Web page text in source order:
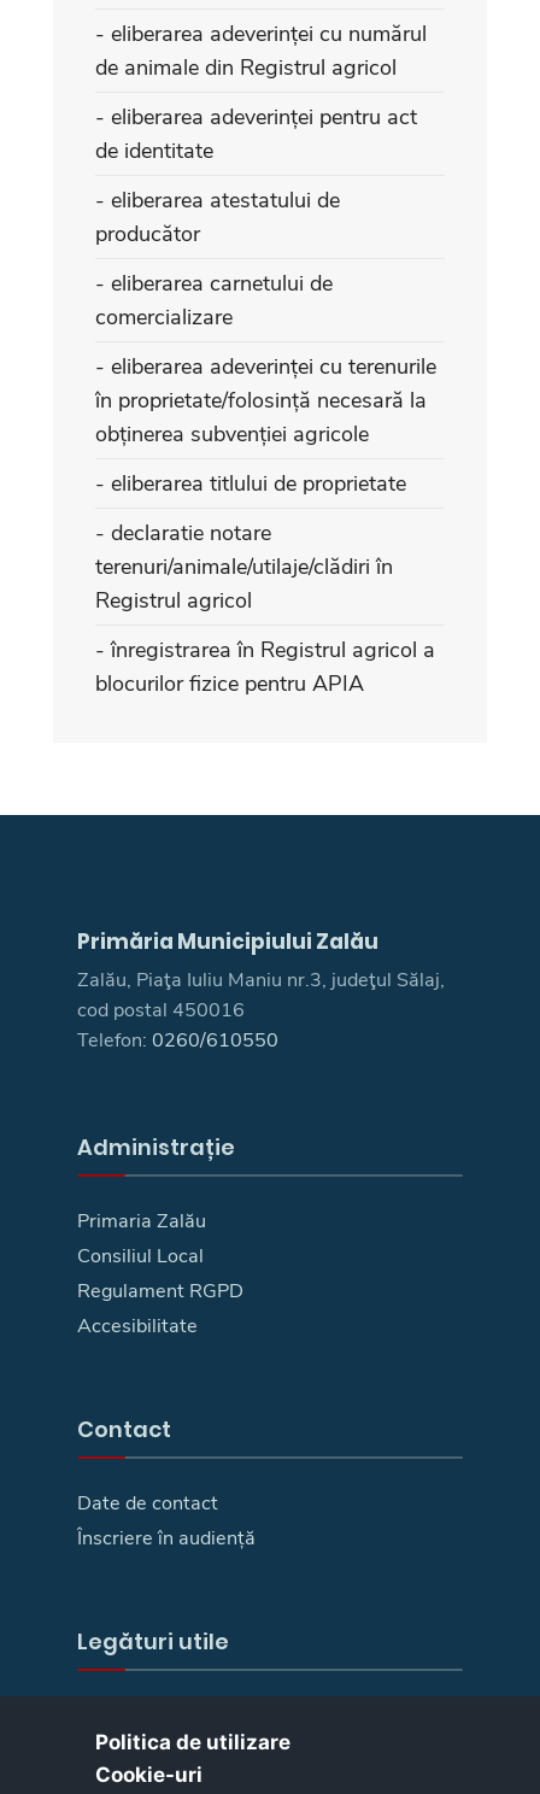
- eliberarea adeverinței cu numărul
de animale din Registrul agricol
- eliberarea adeverinței pentru act
de identitate
- eliberarea atestatului de
producător
- eliberarea carnetului de
comercializare
- eliberarea adeverinței cu terenurile
în proprietate/folosință necesară la
obținerea subvenției agricole
- eliberarea titlului de proprietate
- declaratie notare
terenuri/animale/utilaje/clădiri în
Registrul agricol
- înregistrarea în Registrul agricol a
blocurilor fizice pentru APIA
Primăria Municipiului Zalău
Zalău, Piaţa Iuliu Maniu nr.3, judeţul Sălaj,
cod postal 450016
Telefon: 0260/610550
Administrație
Primaria Zalău
Consiliul Local
Regulament RGPD
Accesibilitate
Contact
Date de contact
Înscriere în audiență
Legături utile
Camera deputaților
Senat
Politica de utilizare
Cookie-uri‎